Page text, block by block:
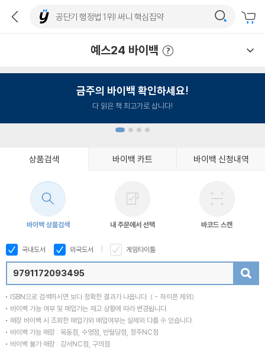
예스24 바이백
금주의 바이백 확인하세요!
다 읽은 책 최고가로 삽니다!
상품검색 바이백 카트 바이백 신청내역
바이백 상품검색 내 주문에서 선택 바코드 스캔
국내도서 외국도서 게임타이틀
ISBN으로 검색하시면 보다 정확한 결과가 나옵니다. ( - 하이픈 제외)
바이백 가능 여부 및 매입가는 재고 상황에 따라 변경됩니다.
매장 바이백 시 조회한 매입가와 매입여부는 실제와 다를 수 있습니다.
바이백 가능 매장 : 목동점, 수영점, 반월당점, 청주NC점
바이백 불가 매장 : 강서NC점, 구의점